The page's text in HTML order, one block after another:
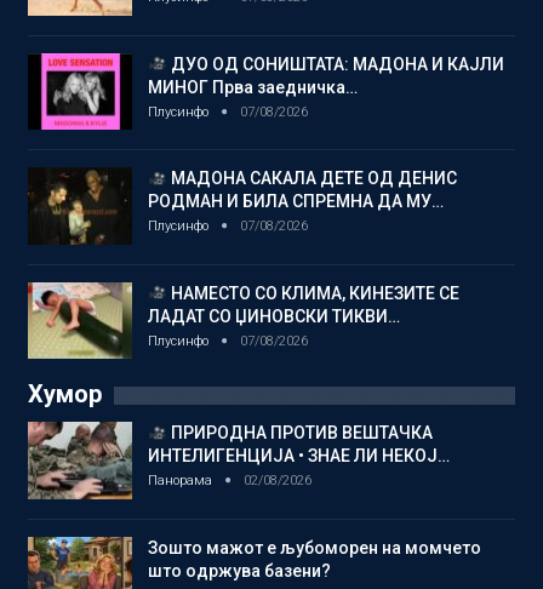
ДУО ОД СОНИШТАТА: МАДОНА И КАЈЛИ
МИНОГ Прва заедничка…
Плусинфо 07/08/2026
МАДОНА САКАЛА ДЕТЕ ОД ДЕНИС
РОДМАН И БИЛА СПРЕМНА ДА МУ…
Плусинфо 07/08/2026
НАМЕСТО СО КЛИМА, КИНЕЗИТЕ СЕ
ЛАДАТ СО ЏИНОВСКИ ТИКВИ…
Плусинфо 07/08/2026
Хумор
ПРИРОДНА ПРОТИВ ВЕШТАЧКА
ИНТЕЛИГЕНЦИЈА • ЗНАЕ ЛИ НЕКОЈ…
Панорама 02/08/2026
Зошто мажот е љубоморен на момчето
што одржува базени?